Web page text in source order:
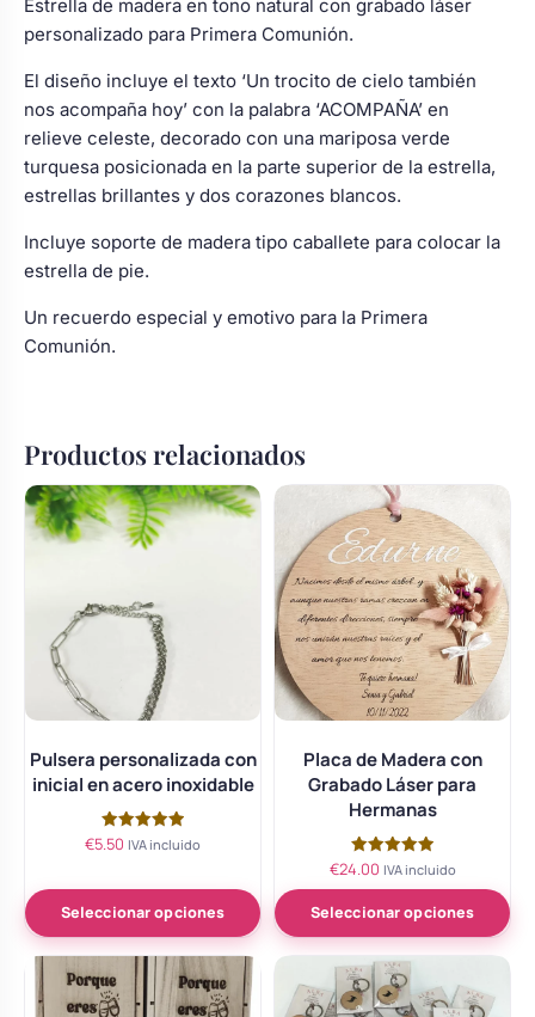
Estrella de madera en tono natural con grabado láser
personalizado para Primera Comunión.
El diseño incluye el texto ‘Un trocito de cielo también
nos acompaña hoy’ con la palabra ‘ACOMPAÑA’ en
relieve celeste, decorado con una mariposa verde
turquesa posicionada en la parte superior de la estrella,
estrellas brillantes y dos corazones blancos.
Incluye soporte de madera tipo caballete para colocar la
estrella de pie.
Un recuerdo especial y emotivo para la Primera
Comunión.
Productos relacionados
Pulsera personalizada con
inicial en acero inoxidable
Valorado
€5.50 IVA incluido
Seleccionar opciones
Placa de Madera con
Grabado Láser para
Hermanas
Valorado
de 5
€24.00 IVA incluido
Seleccionar opciones